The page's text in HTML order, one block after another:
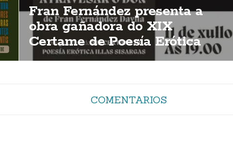
Fran Fernández presenta a
obra gañadora do XIX
Certame de Poesía Erótica
Illas Sisargas
COMENTARIOS